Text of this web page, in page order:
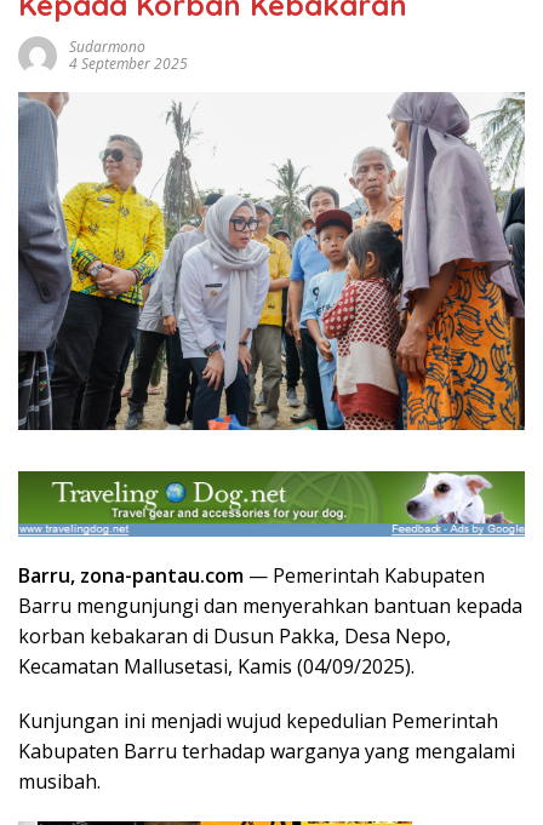
Sudarmono
4 September 2025
Barru, zona-pantau.com — Pemerintah Kabupaten
Barru mengunjungi dan menyerahkan bantuan kepada
korban kebakaran di Dusun Pakka, Desa Nepo,
Kecamatan Mallusetasi, Kamis (04/09/2025).
Kunjungan ini menjadi wujud kepedulian Pemerintah
Kabupaten Barru terhadap warganya yang mengalami
musibah.